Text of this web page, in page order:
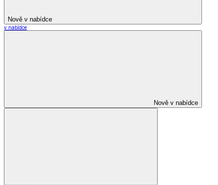
Nově v nabídce
v nabídce
Nově v nabídce